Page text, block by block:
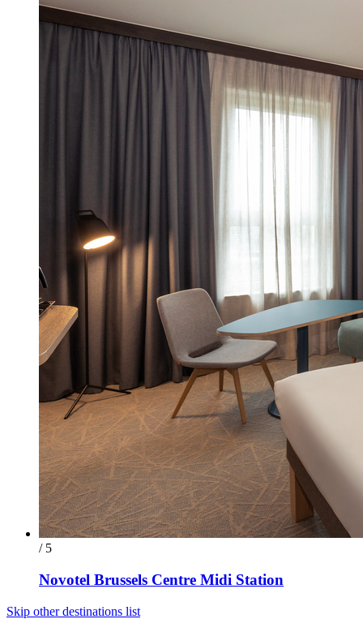
/ 5
Novotel Brussels Centre Midi Station
Skip other destinations list